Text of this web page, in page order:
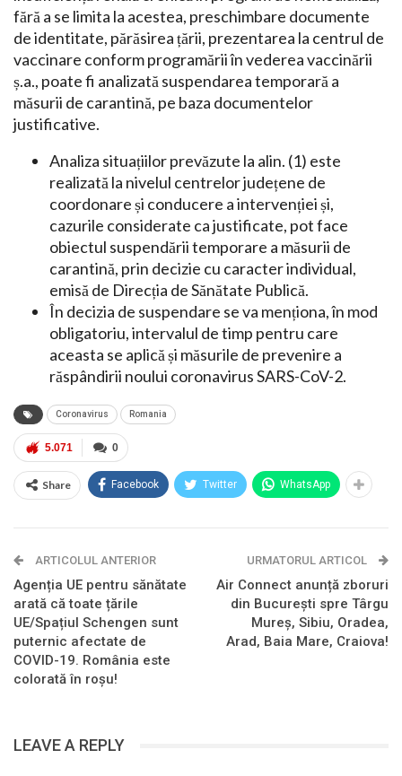
fără a se limita la acestea, preschimbare documente
de identitate, părăsirea țării, prezentarea la centrul de
vaccinare conform programării în vederea vaccinării
ș.a., poate fi analizată suspendarea temporară a
măsurii de carantină, pe baza documentelor
justificative.
Analiza situațiilor prevăzute la alin. (1) este
realizată la nivelul centrelor județene de
coordonare și conducere a intervenției și,
cazurile considerate ca justificate, pot face
obiectul suspendării temporare a măsurii de
carantină, prin decizie cu caracter individual,
emisă de Direcția de Sănătate Publică.
În decizia de suspendare se va menționa, în mod
obligatoriu, intervalul de timp pentru care
aceasta se aplică și măsurile de prevenire a
răspândirii noului coronavirus SARS-CoV-2.
Coronavirus Romania
0
5.071
Share Facebook Twitter WhatsApp
ARTICOLUL ANTERIOR
Agenția UE pentru sănătate
arată că toate țările
UE/Spațiul Schengen sunt
puternic afectate de
COVID-19. România este
colorată în roșu!
URMATORUL ARTICOL
Air Connect anunță zboruri
din București spre Târgu
Mureș, Sibiu, Oradea,
Arad, Baia Mare, Craiova!
LEAVE A REPLY